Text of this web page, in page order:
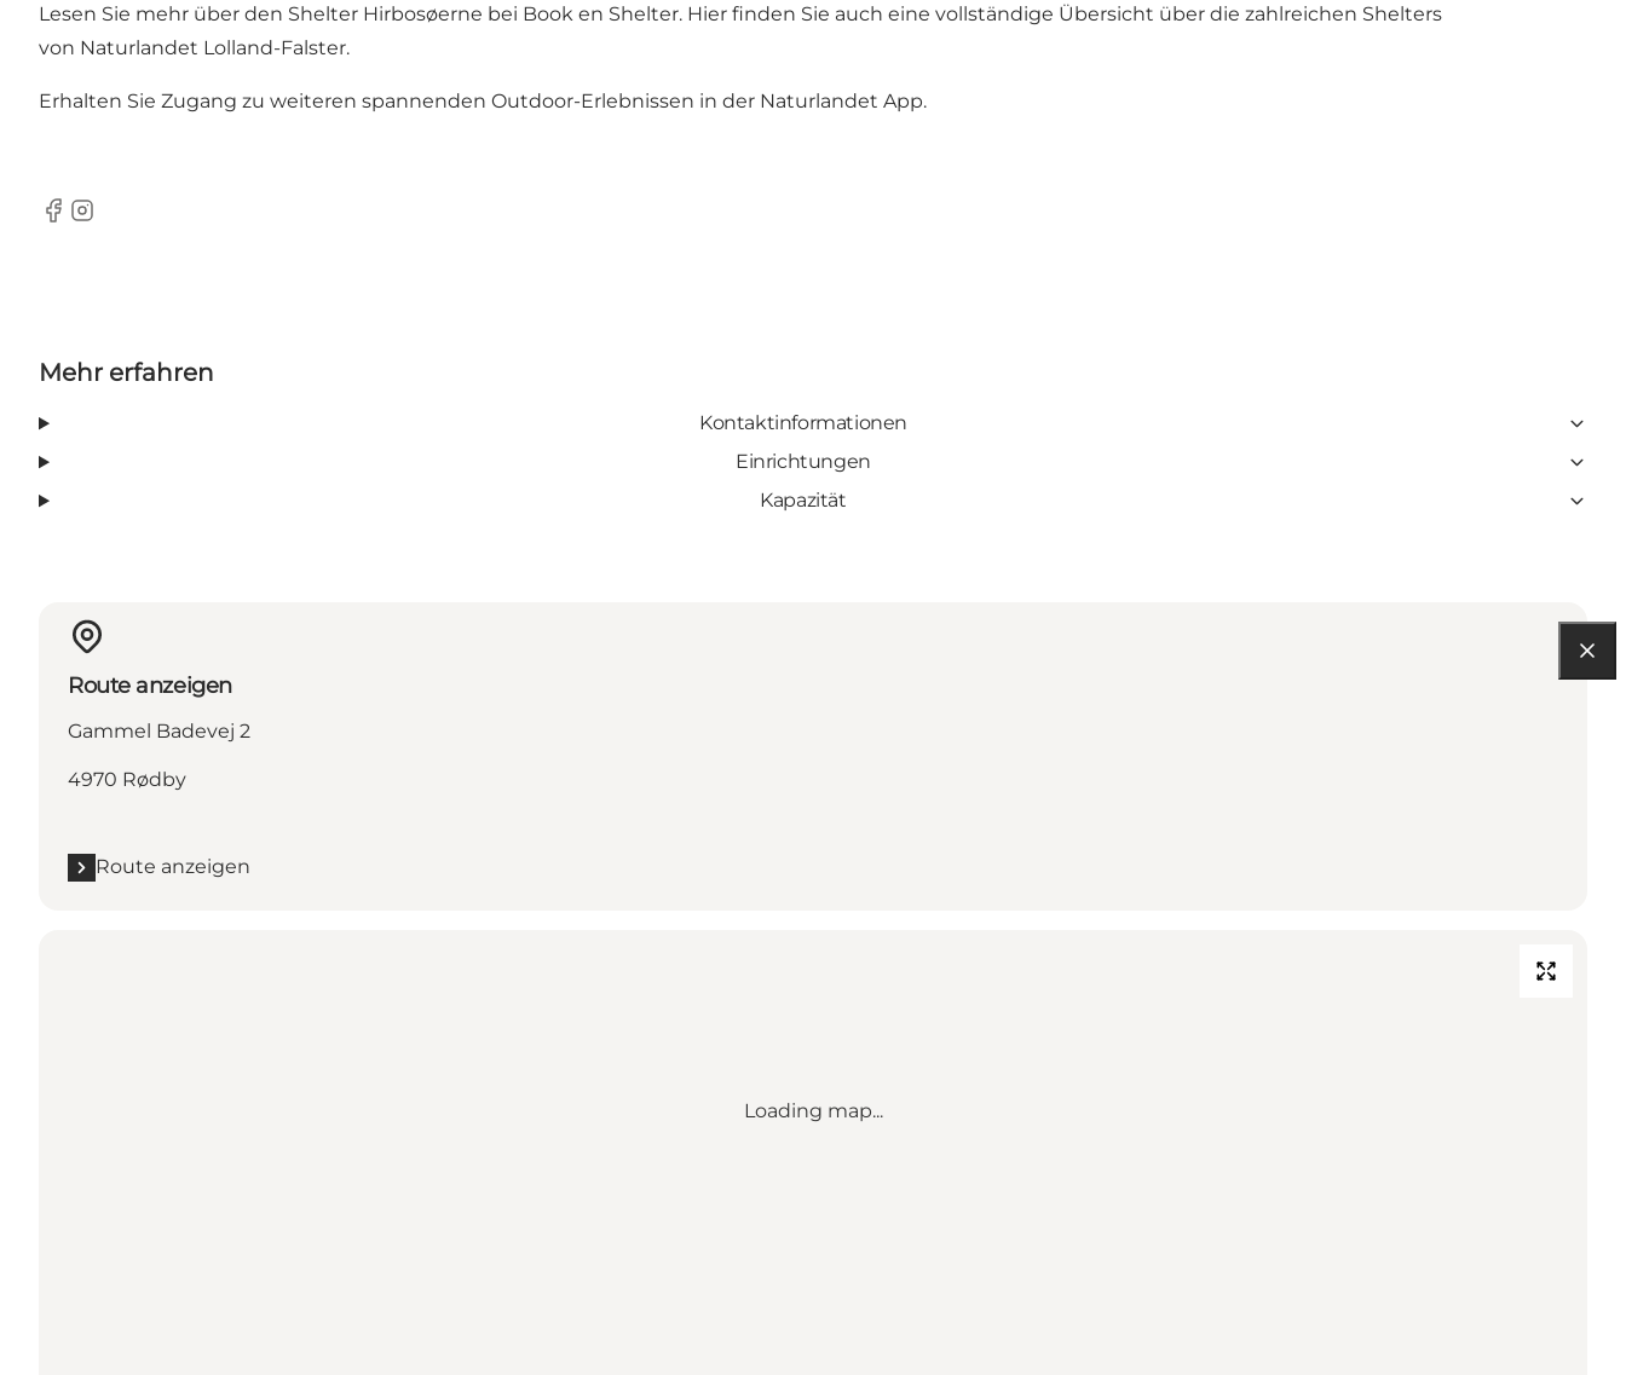
Lesen Sie mehr über den Shelter Hirbosøerne bei Book en Shelter. Hier finden Sie auch eine vollständige Übersicht über die zahlreichen Shelters
von Naturlandet Lolland-Falster.
Erhalten Sie Zugang zu weiteren spannenden Outdoor-Erlebnissen in der Naturlandet App.
Facebook
Instagram
Mehr erfahren
Kontaktinformationen
Einrichtungen
Kapazität
Route anzeigen
Gammel Badevej 2
4970 Rødby
Route anzeigen
Loading map...